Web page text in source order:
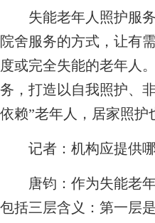
失能老年人照护服务
院舍服务的方式，让有
度或完全失能的老年人
务，打造以自我照护、
依赖”老年人，居家照
记者： 机构应提供
唐钧： 作为失能老
包括三层含义：第一层